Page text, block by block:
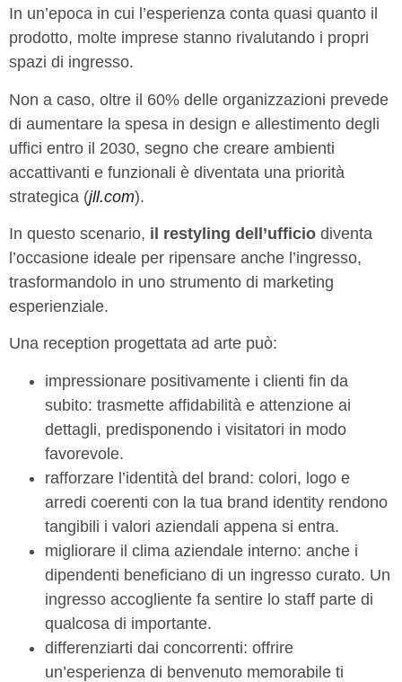
In un’epoca in cui l’esperienza conta quasi quanto il
prodotto, molte imprese stanno rivalutando i propri
spazi di ingresso.
Non a caso, oltre il 60% delle organizzazioni prevede
di aumentare la spesa in design e allestimento degli
uffici entro il 2030, segno che creare ambienti
accattivanti e funzionali è diventata una priorità
strategica (jll.com).
In questo scenario, il restyling dell’ufficio diventa
l’occasione ideale per ripensare anche l’ingresso,
trasformandolo in uno strumento di marketing
esperienziale.
Una reception progettata ad arte può:
impressionare positivamente i clienti fin da
subito: trasmette affidabilità e attenzione ai
dettagli, predisponendo i visitatori in modo
favorevole.
rafforzare l’identità del brand: colori, logo e
arredi coerenti con la tua brand identity rendono
tangibili i valori aziendali appena si entra.
migliorare il clima aziendale interno: anche i
dipendenti beneficiano di un ingresso curato. Un
ingresso accogliente fa sentire lo staff parte di
qualcosa di importante.
differenziarti dai concorrenti: offrire
un’esperienza di benvenuto memorabile ti